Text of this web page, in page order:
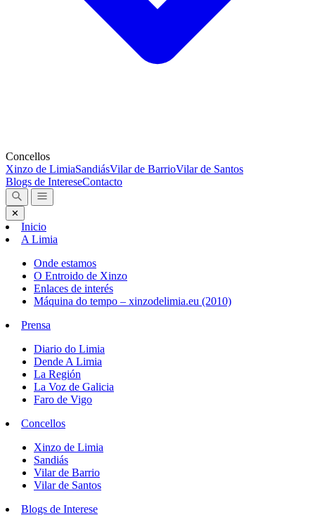
Concellos
Xinzo de LimiaSandiásVilar de BarrioVilar de Santos
Blogs de IntereseContacto
✕
Inicio
A Limia
Onde estamos
O Entroido de Xinzo
Enlaces de interés
Máquina do tempo – xinzodelimia.eu (2010)
Prensa
Diario do Limia
Dende A Limia
La Región
La Voz de Galicia
Faro de Vigo
Concellos
Xinzo de Limia
Sandiás
Vilar de Barrio
Vilar de Santos
Blogs de Interese